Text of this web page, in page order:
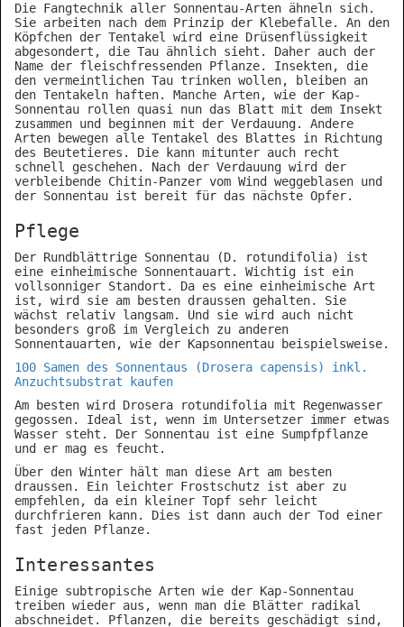
Die Fangtechnik aller Sonnentau-Arten ähneln sich.
Sie arbeiten nach dem Prinzip der Klebefalle. An den
Köpfchen der Tentakel wird eine Drüsenflüssigkeit
abgesondert, die Tau ähnlich sieht. Daher auch der
Name der fleischfressenden Pflanze. Insekten, die
den vermeintlichen Tau trinken wollen, bleiben an
den Tentakeln haften. Manche Arten, wie der Kap-
Sonnentau rollen quasi nun das Blatt mit dem Insekt
zusammen und beginnen mit der Verdauung. Andere
Arten bewegen alle Tentakel des Blattes in Richtung
des Beutetieres. Die kann mitunter auch recht
schnell geschehen. Nach der Verdauung wird der
verbleibende Chitin-Panzer vom Wind weggeblasen und
der Sonnentau ist bereit für das nächste Opfer.
Pflege
Der Rundblättrige Sonnentau (D. rotundifolia) ist
eine einheimische Sonnentauart. Wichtig ist ein
vollsonniger Standort. Da es eine einheimische Art
ist, wird sie am besten draussen gehalten. Sie
wächst relativ langsam. Und sie wird auch nicht
besonders groß im Vergleich zu anderen
Sonnentauarten, wie der Kapsonnentau beispielsweise.
100 Samen des Sonnentaus (Drosera capensis) inkl.
Anzuchtsubstrat kaufen
Am besten wird Drosera rotundifolia mit Regenwasser
gegossen. Ideal ist, wenn im Untersetzer immer etwas
Wasser steht. Der Sonnentau ist eine Sumpfpflanze
und er mag es feucht.
Über den Winter hält man diese Art am besten
draussen. Ein leichter Frostschutz ist aber zu
empfehlen, da ein kleiner Topf sehr leicht
durchfrieren kann. Dies ist dann auch der Tod einer
fast jeden Pflanze.
Interessantes
Einige subtropische Arten wie der Kap-Sonnentau
treiben wieder aus, wenn man die Blätter radikal
abschneidet. Pflanzen, die bereits geschädigt sind,